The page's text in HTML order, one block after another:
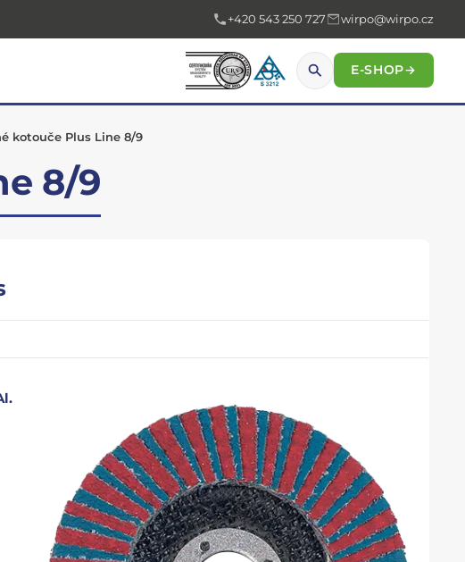
+420 543 250 727 wirpo@wirpo.cz
E-SHOP→
kotouče Plus Line 8/9
8/9